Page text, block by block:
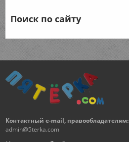
Поиск по сайту
Контактный e-mail, правообладателям:
admin@5terka.com